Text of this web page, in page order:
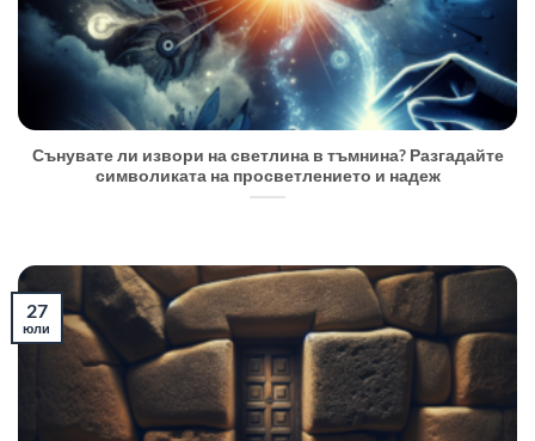
Сънувате ли извори на светлина в тъмнина? Разгадайте
символиката на просветлението и надеж
27
юли